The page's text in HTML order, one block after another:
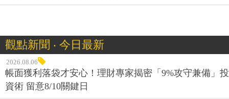
觀點新聞 ‧ 今日最新
2026.08.06
帳面獲利落袋才安心！理財專家揭密「9%攻守兼備」投
資術 留意8/10關鍵日